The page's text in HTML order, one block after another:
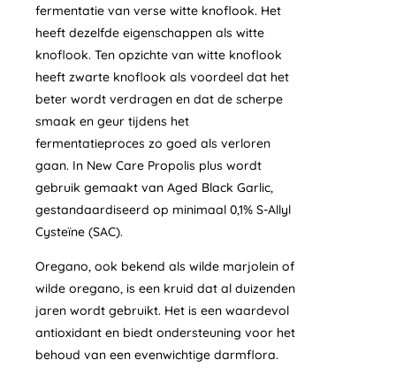
fermentatie van verse witte knoflook. Het
heeft dezelfde eigenschappen als witte
knoflook. Ten opzichte van witte knoflook
heeft zwarte knoflook als voordeel dat het
beter wordt verdragen en dat de scherpe
smaak en geur tijdens het
fermentatieproces zo goed als verloren
gaan. In New Care Propolis plus wordt
gebruik gemaakt van Aged Black Garlic,
gestandaardiseerd op minimaal 0,1% S-Allyl
Cysteïne (SAC).
Oregano, ook bekend als wilde marjolein of
wilde oregano, is een kruid dat al duizenden
jaren wordt gebruikt. Het is een waardevol
antioxidant en biedt ondersteuning voor het
behoud van een evenwichtige darmflora.